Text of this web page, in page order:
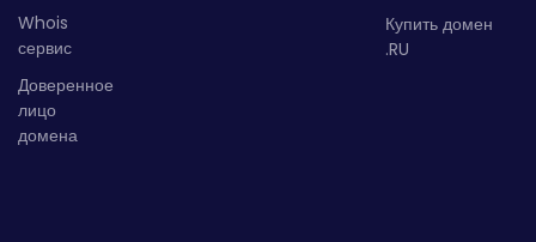
Whois
сервис
Доверенное
лицо
домена
Купить домен
.RU